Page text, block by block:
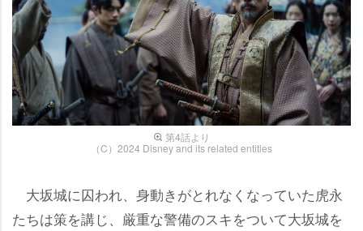
第4話より
（C）2024 Disney and its related entities
大坂城に囚われ、身動きがとれなくなっていた虎永
たちは策を講じ、厳重な警備のスキをついて大坂城を